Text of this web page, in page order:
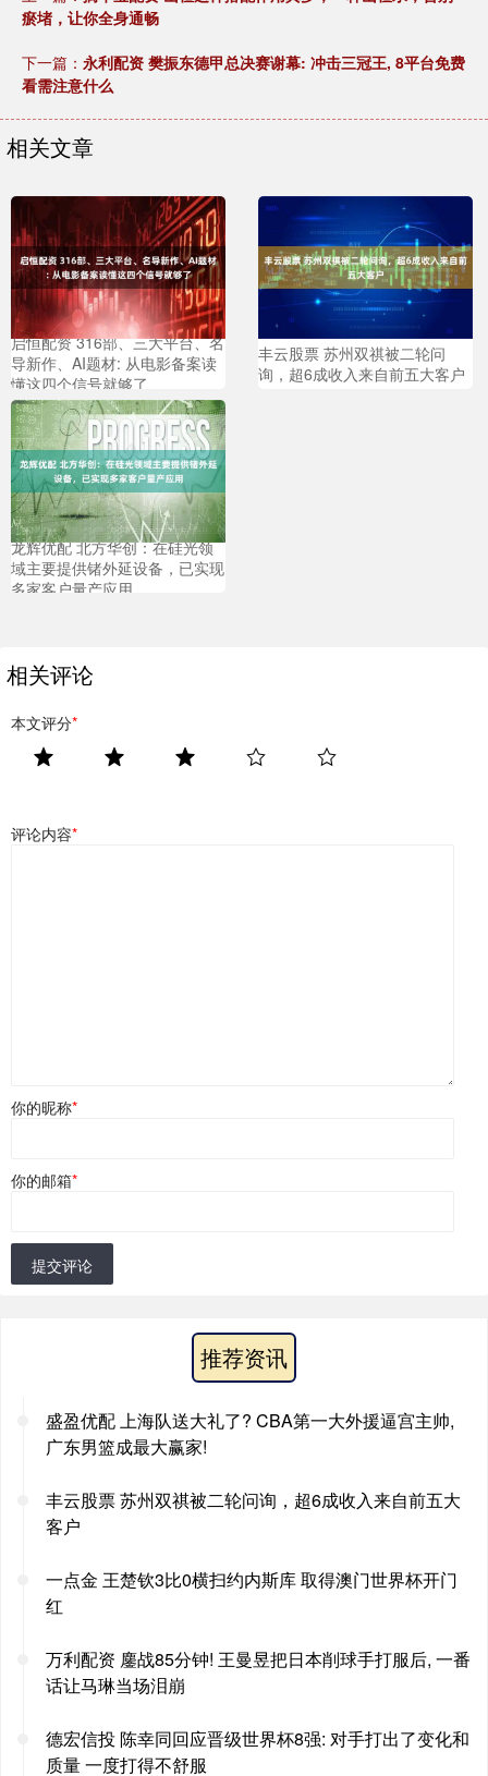
瘀堵，让你全身通畅
下一篇： 永利配资 樊振东德甲总决赛谢幕: 冲击三冠王, 8平台免费
看需注意什么
相关文章
启恒配资 316部、三大平台、名
导新作、AI题材: 从电影备案读
懂这四个信号就够了
丰云股票 苏州双祺被二轮问
询，超6成收入来自前五大客户
龙辉优配 北方华创：在硅光领
域主要提供锗外延设备，已实现
多家客户量产应用
相关评论
本文评分*
评论内容*
你的昵称*
你的邮箱*
提交评论
推荐资讯
盛盈优配 上海队送大礼了? CBA第一大外援逼宫主帅,
广东男篮成最大赢家!
丰云股票 苏州双祺被二轮问询，超6成收入来自前五大
客户
一点金 王楚钦3比0横扫约内斯库 取得澳门世界杯开门
红
万利配资 鏖战85分钟! 王曼昱把日本削球手打服后, 一番
话让马琳当场泪崩
德宏信投 陈幸同回应晋级世界杯8强: 对手打出了变化和
质量 一度打得不舒服